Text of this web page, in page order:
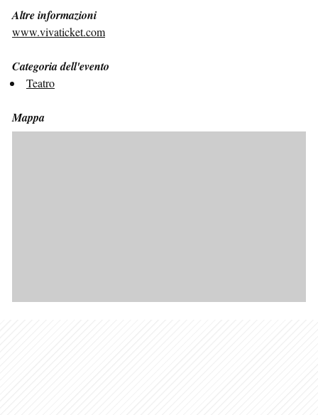
Altre informazioni
www.vivaticket.com
Categoria dell'evento
Teatro
Mappa